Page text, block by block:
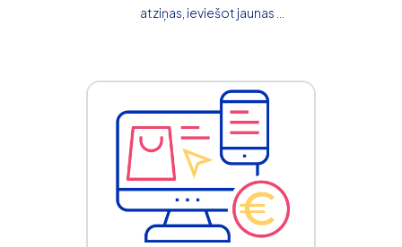
atziņas, ieviešot jaunas ...